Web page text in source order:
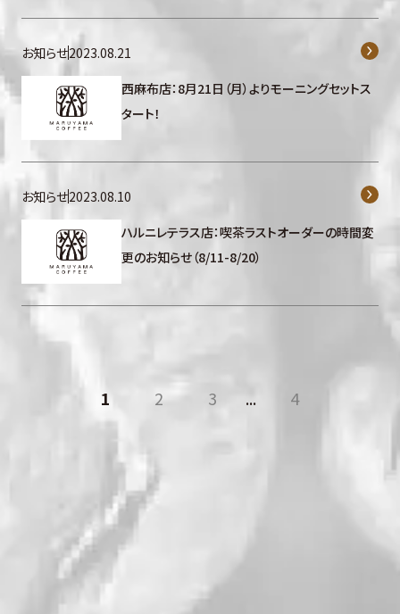
お知らせ2023.08.21
西麻布店：8月21日（月）よりモーニングセットス
タート！
お知らせ2023.08.10
ハルニレテラス店：喫茶ラストオーダーの時間変
更のお知らせ（8/11-8/20）
1 2 3 ... 4